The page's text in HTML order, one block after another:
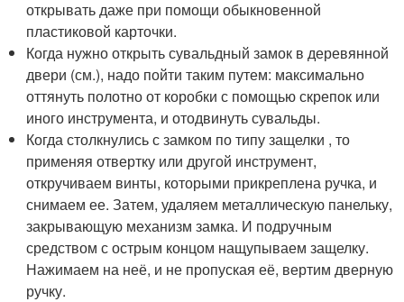
открывать даже при помощи обыкновенной
пластиковой карточки.
Когда нужно открыть сувальдный замок в деревянной
двери (см.), надо пойти таким путем: максимально
оттянуть полотно от коробки с помощью скрепок или
иного инструмента, и отодвинуть сувальды.
Когда столкнулись с замком по типу защелки , то
применяя отвертку или другой инструмент,
откручиваем винты, которыми прикреплена ручка, и
снимаем ее. Затем, удаляем металлическую панельку,
закрывающую механизм замка. И подручным
средством с острым концом нащупываем защелку.
Нажимаем на неё, и не пропуская её, вертим дверную
ручку.